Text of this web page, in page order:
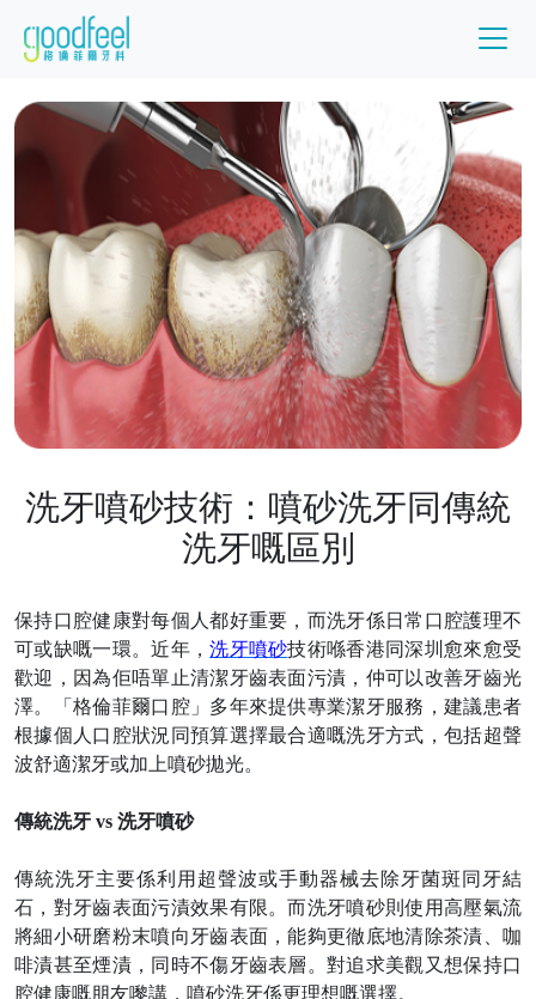
洗牙噴砂技術：噴砂洗牙同傳統
洗牙嘅區別
保持口腔健康對每個人都好重要，而洗牙係日常口腔護理不
可或缺嘅一環。近年，洗牙噴砂技術喺香港同深圳愈來愈受
歡迎，因為佢唔單止清潔牙齒表面污漬，仲可以改善牙齒光
澤。「格倫菲爾口腔」多年來提供專業潔牙服務，建議患者
根據個人口腔狀況同預算選擇最合適嘅洗牙方式，包括超聲
波舒適潔牙或加上噴砂拋光。
傳統洗牙 vs 洗牙噴砂
傳統洗牙主要係利用超聲波或手動器械去除牙菌斑同牙結
石，對牙齒表面污漬效果有限。而洗牙噴砂則使用高壓氣流
將細小研磨粉末噴向牙齒表面，能夠更徹底地清除茶漬、咖
啡漬甚至煙漬，同時不傷牙齒表層。對追求美觀又想保持口
腔健康嘅朋友嚟講，噴砂洗牙係更理想嘅選擇。